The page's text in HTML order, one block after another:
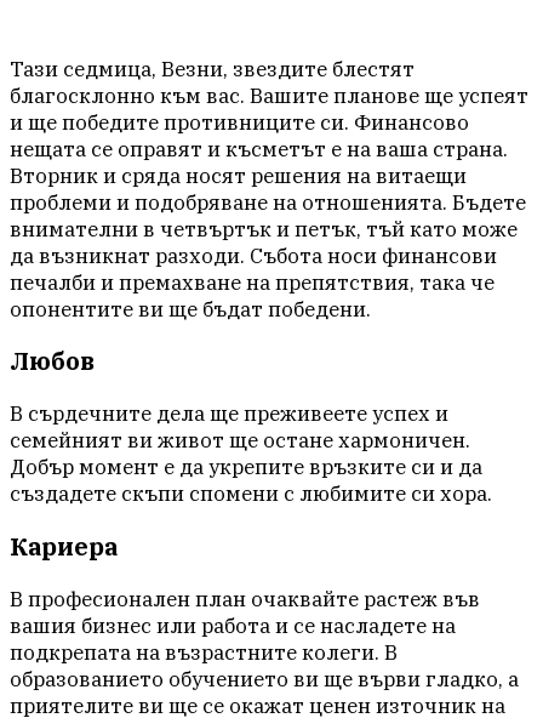
Тази седмица, Везни, звездите блестят
благосклонно към вас. Вашите планове ще успеят
и ще победите противниците си. Финансово
нещата се оправят и късметът е на ваша страна.
Вторник и сряда носят решения на витаещи
проблеми и подобряване на отношенията. Бъдете
внимателни в четвъртък и петък, тъй като може
да възникнат разходи. Събота носи финансови
печалби и премахване на препятствия, така че
опонентите ви ще бъдат победени.
Любов
В сърдечните дела ще преживеете успех и
семейният ви живот ще остане хармоничен.
Добър момент е да укрепите връзките си и да
създадете скъпи спомени с любимите си хора.
Кариера
В професионален план очаквайте растеж във
вашия бизнес или работа и се насладете на
подкрепата на възрастните колеги. В
образованието обучението ви ще върви гладко, а
приятелите ви ще се окажат ценен източник на